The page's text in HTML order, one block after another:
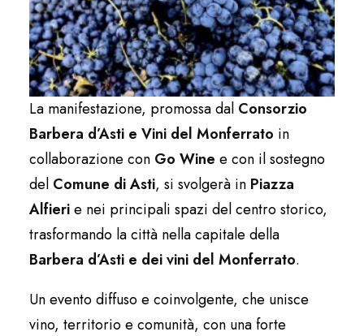
La manifestazione, promossa dal Consorzio
Barbera d’Asti e Vini del Monferrato in
collaborazione con Go Wine e con il sostegno
del Comune di Asti, si svolgerà in Piazza
Alfierie nei principali spazi del centro storico,
trasformando la città nella capitale della
Barbera d’Asti e dei vini del Monferrato.
Un evento diffuso e coinvolgente, che unisce
vino, territorio e comunità, con una forte